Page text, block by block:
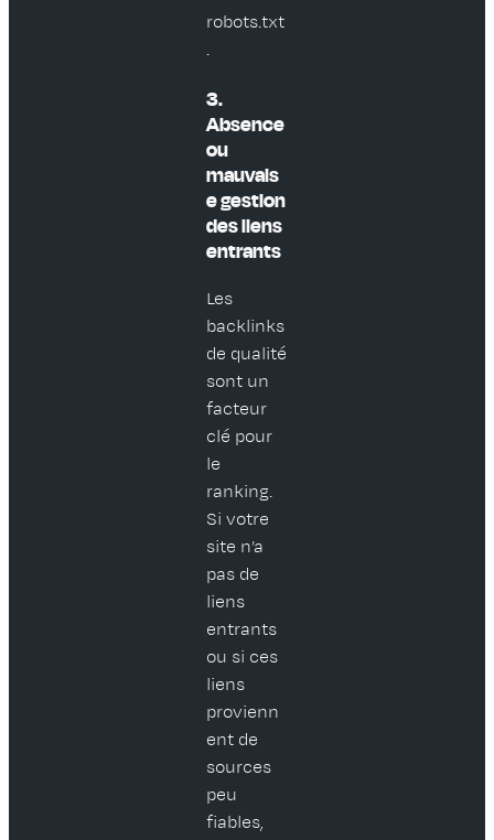
robots.txt
.
3.
Absence
ou
mauvais
e gestion
des liens
entrants
Les
backlinks
de qualité
sont un
facteur
clé pour
le
ranking.
Si votre
site n’a
pas de
liens
entrants
ou si ces
liens
provienn
ent de
sources
peu
fiables,